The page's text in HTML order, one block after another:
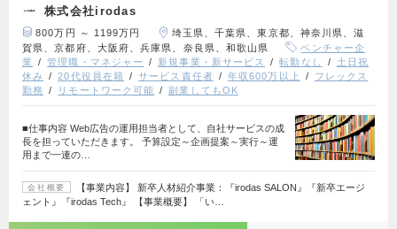
株式会社irodas
800万円 ～ 1199万円
埼玉県、千葉県、東京都、神奈川県、滋
賀県、京都府、大阪府、兵庫県、奈良県、和歌山県
ベンチャー企
業
管理職・マネジャー 新規事業・新サービス 転勤なし
土日祝
休み
20代役員在籍 サービス責任者 年収600万以上
フレックス
勤務
リモートワーク可能 副業してもOK
■仕事内容 Web広告の運用担当者として、自社サービスの成
長を担っていただきます。 予算設定～企画提案～実行～運
用まで一連の…
会社概要
【事業内容】 新卒人材紹介事業：『irodas SALON』『新卒エージ
ェント』『irodas Tech』 【事業概要】 「い…